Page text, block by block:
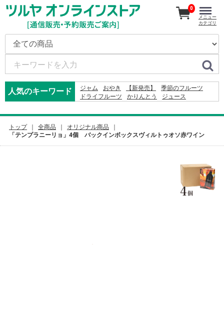
人気のキーワード ジャム おやき 【新発売】
季節のフルーツ
ドライフルーツ
かりんとう
ジュース
コーヒー
2024 2027
りんごかりんとう
0
メニュー
カテゴリ
トップ 全商品
オリジナル商品
「テンプラニーリョ」4個 バックインボックスヴィルトゥオソ赤ワイン